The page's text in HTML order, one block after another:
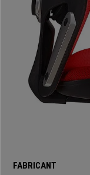
Les accoudoirs 2D
en caoutchouc qui
dans laquelle vous
équipées d’un
type de surface.
Il s’agit d’une chaise
intensive à la
dans d’autres
FABRICANT